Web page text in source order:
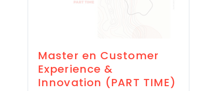
Master en Customer
Experience &
Innovation (PART TIME)